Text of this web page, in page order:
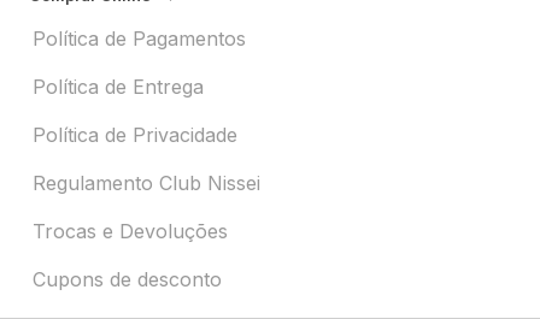
Política de Pagamentos
Política de Entrega
Política de Privacidade
Regulamento Club Nissei
Trocas e Devoluções
Cupons de desconto